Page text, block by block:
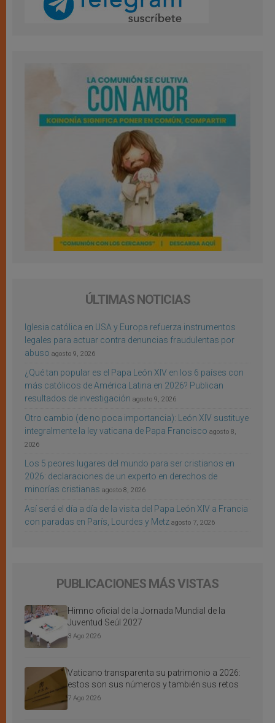
ÚLTIMAS NOTICIAS
Iglesia católica en USA y Europa refuerza instrumentos
legales para actuar contra denuncias fraudulentas por
abuso agosto 9, 2026
¿Qué tan popular es el Papa León XIV en los 6 países con
más católicos de América Latina en 2026? Publican
resultados de investigación agosto 9, 2026
Otro cambio (de no poca importancia): León XIV sustituye
integralmente la ley vaticana de Papa Francisco agosto 8,
2026
Los 5 peores lugares del mundo para ser cristianos en
2026: declaraciones de un experto en derechos de
minorías cristianas agosto 8, 2026
Así será el día a día de la visita del Papa León XIV a Francia
con paradas en París, Lourdes y Metz agosto 7, 2026
PUBLICACIONES MÁS VISTAS
Himno oficial de la Jornada Mundial de la
Juventud Seúl 2027
3 Ago 2026
Vaticano transparenta su patrimonio a 2026:
estos son sus números y también sus retos
7 Ago 2026